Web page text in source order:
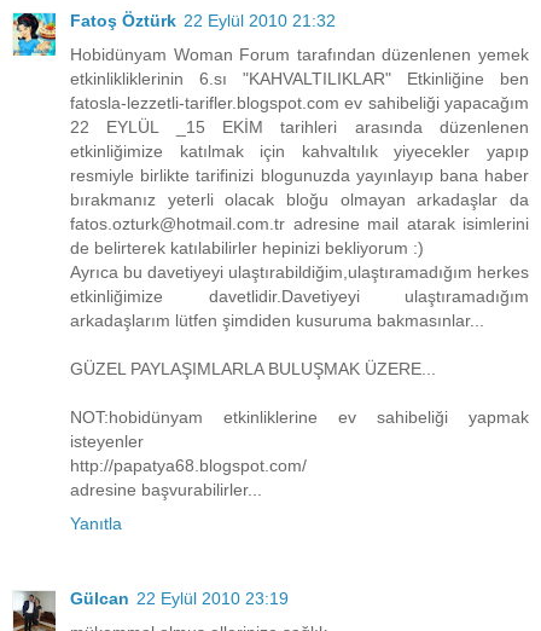
Fatoş Öztürk 22 Eylül 2010 21:32
Hobidünyam Woman Forum tarafından düzenlenen yemek
etkinlikliklerinin 6.sı "KAHVALTILIKLAR" Etkinliğine ben
fatosla-lezzetli-tarifler.blogspot.com ev sahibeliği yapacağım
22 EYLÜL _15 EKİM tarihleri arasında düzenlenen
etkinliğimize katılmak için kahvaltılık yiyecekler yapıp
resmiyle birlikte tarifinizi blogunuzda yayınlayıp bana haber
bırakmanız yeterli olacak bloğu olmayan arkadaşlar da
fatos.ozturk@hotmail.com.tr adresine mail atarak isimlerini
de belirterek katılabilirler hepinizi bekliyorum :)
Ayrıca bu davetiyeyi ulaştırabildiğim,ulaştıramadığım herkes
etkinliğimize davetlidir.Davetiyeyi ulaştıramadığım
arkadaşlarım lütfen şimdiden kusuruma bakmasınlar...
GÜZEL PAYLAŞIMLARLA BULUŞMAK ÜZERE...
NOT:hobidünyam etkinliklerine ev sahibeliği yapmak
isteyenler
http://papatya68.blogspot.com/
adresine başvurabilirler...
Yanıtla
Gülcan 22 Eylül 2010 23:19